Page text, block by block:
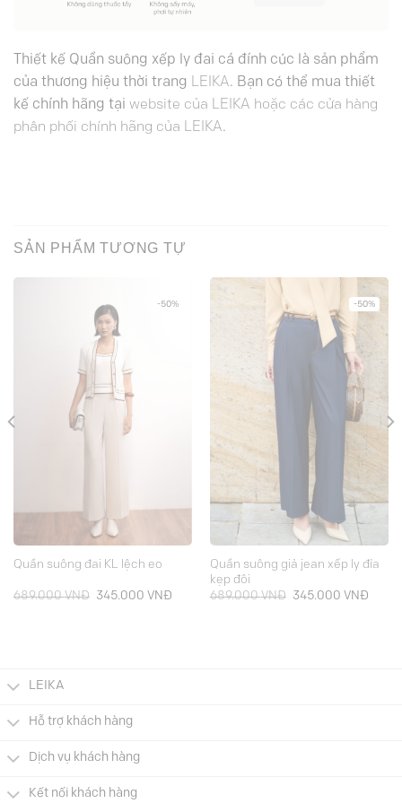
Thiết kế Quần suông xếp ly đai cá đính cúc là sản phẩm
của thương hiệu thời trang LEIKA. Bạn có thể mua thiết
kế chính hãng tại website của LEIKA hoặc các cửa hàng
phân phối chính hãng của LEIKA.
SẢN PHẨM TƯƠNG TỰ
-50%
Quần suông đai KL lệch eo
689.000VNĐ
Giá
345.000 VNĐGiá
-50%
Quần suông giả jean xếp ly đỉa
kẹp đôi
689.000VNĐ
Giá
345.000 VNĐGiá
LEIKA
Hỗ trợ khách hàng
Dịch vụ khách hàng
Kết nối khách hàng